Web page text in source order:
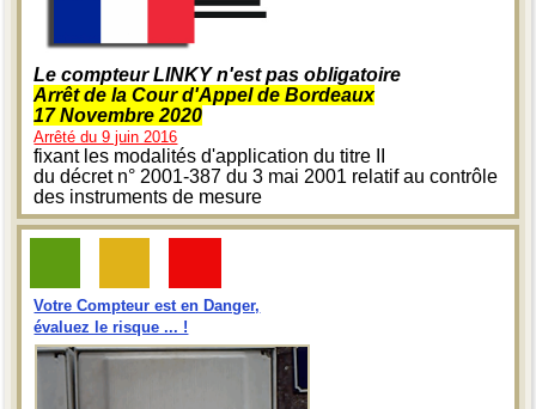
Le compteur LINKY n'est pas obligatoire
Arrêt de la Cour d'Appel de Bordeaux
17 Novembre 2020
Arrêté du 9 juin 2016
fixant les modalités d'application du titre II
du décret n° 2001-387 du 3 mai 2001 relatif au contrôle
des instruments de mesure
Votre Compteur est en Danger,
évaluez le risque ... !